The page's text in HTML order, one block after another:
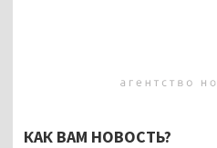
КАК ВАМ НОВОСТЬ?